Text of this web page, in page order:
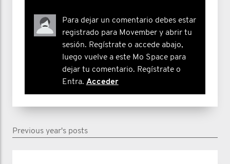
Para dejar un comentario debes estar
registrado para Movember y abrir tu
sesión. Regístrate o accede abajo,
luego vuelve a este Mo Space para
dejar tu comentario. Regístrate o
Entra. Acceder
Previous year's posts